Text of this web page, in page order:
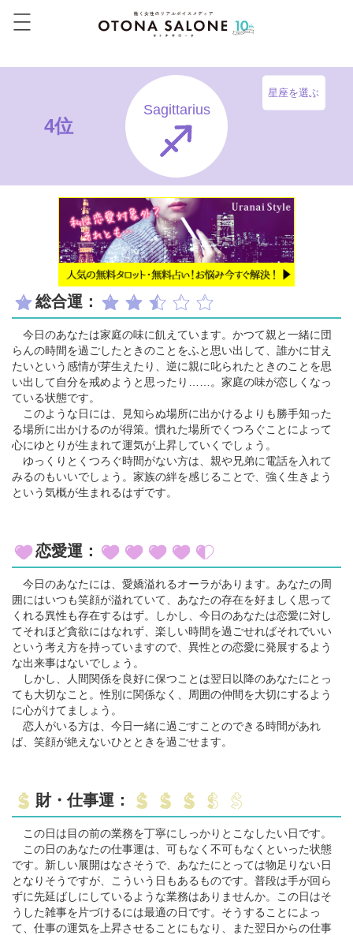
4位
Sagittarius
星座を選ぶ
総合運：
今日のあなたは家庭の味に飢えています。かつて親と一緒に団
らんの時間を過ごしたときのことをふと思い出して、誰かに甘え
たいという感情が芽生えたり、逆に親に叱られたときのことを思
い出して自分を戒めようと思ったり……。家庭の味が恋しくなっ
ている状態です。
このような日には、見知らぬ場所に出かけるよりも勝手知った
る場所に出かけるのが得策。慣れた場所でくつろぐことによって
心にゆとりが生まれて運気が上昇していくでしょう。
ゆっくりとくつろぐ時間がない方は、親や兄弟に電話を入れて
みるのもいいでしょう。家族の絆を感じることで、強く生きよう
という気概が生まれるはずです。
恋愛運：
今日のあなたには、愛嬌溢れるオーラがあります。あなたの周
囲にはいつも笑顔が溢れていて、あなたの存在を好ましく思って
くれる異性も存在するはず。しかし、今日のあなたは恋愛に対し
てそれほど貪欲にはなれず、楽しい時間を過ごせればそれでいい
という考え方を持っていますので、異性との恋愛に発展するよう
な出来事はないでしょう。
しかし、人間関係を良好に保つことは翌日以降のあなたにとっ
ても大切なこと。性別に関係なく、周囲の仲間を大切にするよう
に心がけてましょう。
恋人がいる方は、今日一緒に過ごすことのできる時間があれ
ば、笑顔が絶えないひとときを過ごせます。
財・仕事運：
この日は目の前の業務を丁寧にしっかりとこなしたい日です。
この日のあなたの仕事運は、可もなく不可もなくといった状態
です。新しい展開はなさそうで、あなたにとっては物足りない日
となりそうですが、こういう日もあるものです。普段は手が回ら
ずに先延ばしにしているような業務はありませんか。この日はそ
うした雑事を片づけるには最適の日です。そうすることによっ
て、仕事の運気を上昇させることにもなり、また翌日からの仕事